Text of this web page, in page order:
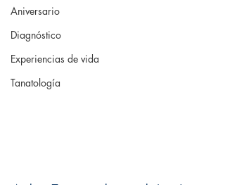
Aniversario
Diagnóstico
Experiencias de vida
Tanatología